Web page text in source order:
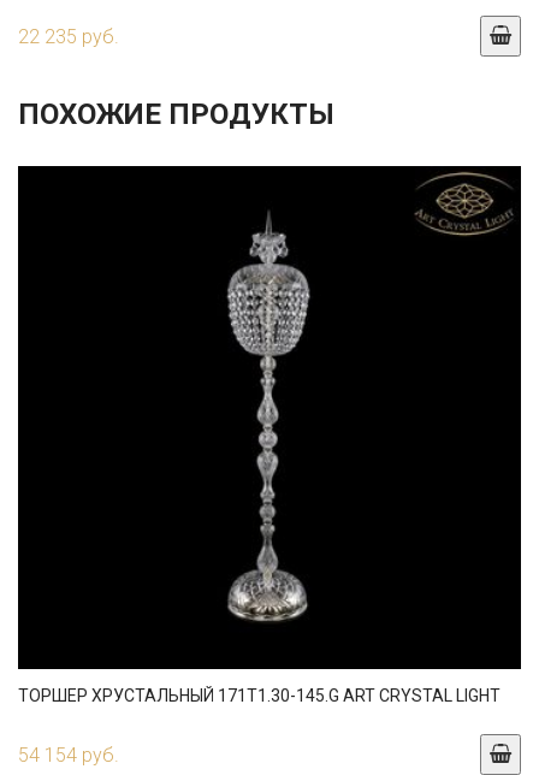
22 235 руб.
ПОХОЖИЕ ПРОДУКТЫ
ТОРШЕР ХРУСТАЛЬНЫЙ 171T1.30-145.G ART CRYSTAL LIGHT
54 154 руб.